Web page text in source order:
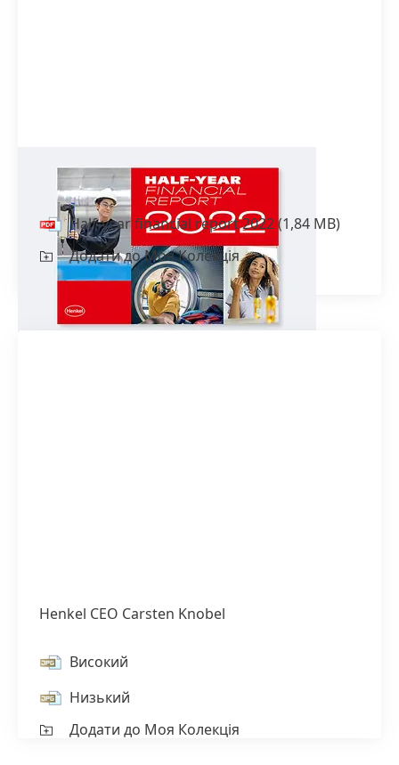
Half-year financial report 2022
Half-year financial report 2022(1,84 MB)
Додати до Моя Колекція
Henkel CEO Carsten Knobel
Високий
Низький
Додати до Моя Колекція